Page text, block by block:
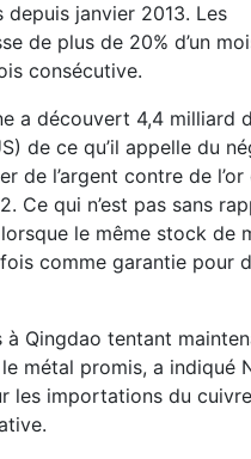
janvier 2013. Les
de plus de 20% d’un
consécutive.
a découvert 4,4 milliard
de ce qu’il appelle du
de l’argent contre de l’or
Ce qui n’est pas sans
le même stock de
comme garantie pour
à Qingdao tentant
métal promis, a indiqué
les importations du